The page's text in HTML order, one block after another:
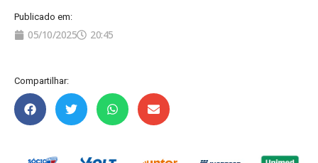
Publicado em:
05/10/2025 20:45
Compartilhar: